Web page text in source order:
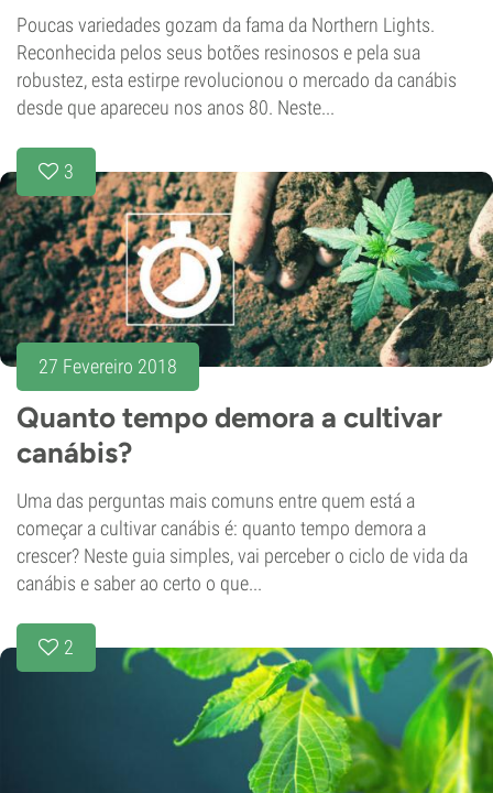
Poucas variedades gozam da fama da Northern Lights.
Reconhecida pelos seus botões resinosos e pela sua
robustez, esta estirpe revolucionou o mercado da canábis
desde que apareceu nos anos 80. Neste...
3
27 Fevereiro 2018
Quanto tempo demora a cultivar
canábis?
Uma das perguntas mais comuns entre quem está a
começar a cultivar canábis é: quanto tempo demora a
crescer? Neste guia simples, vai perceber o ciclo de vida da
canábis e saber ao certo o que...
2